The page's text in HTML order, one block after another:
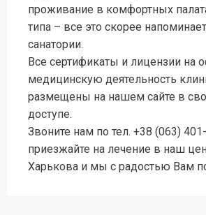
проживание в комфортных
типа – все это скорее
санатории.
Все сертификаты и лицензии на
медицинскую деятельность
размещены на нашем сайте в
доступе.
Звоните нам по тел. +38 (063)
приезжайте на лечение в наш
Харькова и мы с радостью Вам